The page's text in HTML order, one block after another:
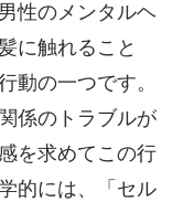
性のメンタルヘ
に触れること
動の一つです。
係のトラブルが
を求めてこの行
的には、「セル